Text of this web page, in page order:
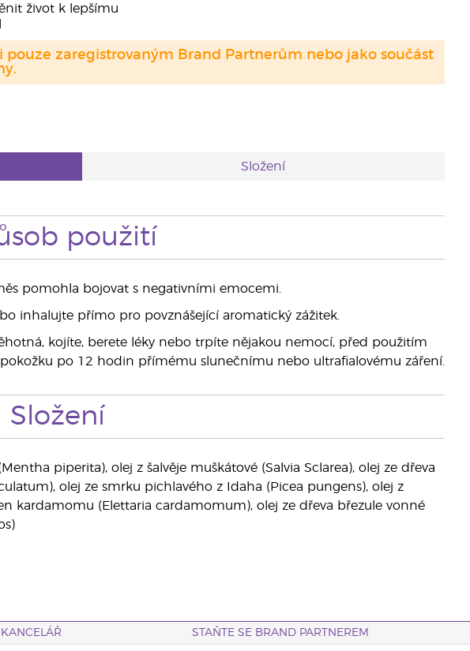
život k lepšímu
zaregistrovaným Brand Partnerům nebo jako součást
Složení
použití
pomohla bojovat s negativními emocemi.
inhalujte přímo pro povznášející aromatický zážitek.
kojíte, berete léky nebo trpíte nějakou nemocí, před použitím
po 12 hodin přímému slunečnímu nebo ultrafialovému záření.
Složení
piperita), olej z šalvěje muškátové (Salvia Sclarea), olej ze dřeva
olej ze smrku pichlavého z Idaha (Picea pungens), olej z
kardamomu (Elettaria cardamomum), olej ze dřeva březule vonné
STAŇTE SE BRAND PARTNEREM